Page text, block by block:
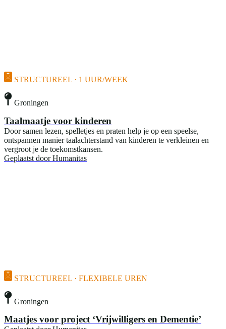
STRUCTUREEL · 1 UUR/WEEK
Groningen
Taalmaatje voor kinderen
Door samen lezen, spelletjes en praten help je op een speelse,
ontspannen manier taalachterstand van kinderen te verkleinen en
vergroot je de toekomstkansen.
Geplaatst door Humanitas
STRUCTUREEL · FLEXIBELE UREN
Groningen
Maatjes voor project ‘Vrijwilligers en Dementie’